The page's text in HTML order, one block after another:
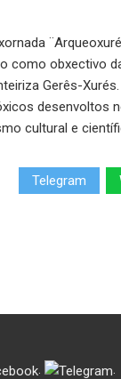
como obxectivo
Gerês-
desenvoltos
cultural e
Telegram
. .